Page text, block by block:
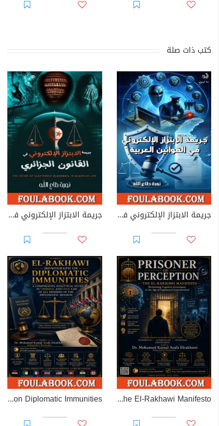
كتب ذات صلة
جريمة الابتزاز الإلكتروني في القوانين العربية جريمة الابتزاز الإلكتروني في القانون الجزائري
Prisoner of Perception: The El-Rakhawi Manifesto
EL-RAKHAWI MONOGRAPH on Diplomatic Immunities